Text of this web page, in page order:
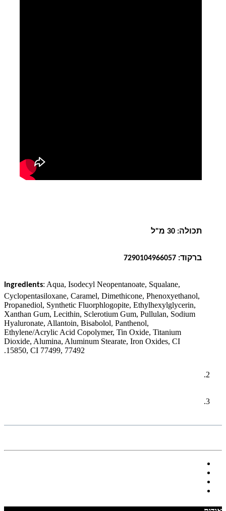
תכולה: 30 מ"ל
ברקוד: 7290104966057
Ingredients: Aqua, Isodecyl Neopentanoate, Squalane,
Cyclopentasiloxane, Caramel, Dimethicone, Phenoxyethanol,
Propanediol, Synthetic Fluorphlogopite, Ethylhexylglycerin,
Xanthan Gum, Lecithin, Sclerotium Gum, Pullulan, Sodium
Hyaluronate, Allantoin, Bisabolol, Panthenol,
Ethylene/Acrylic Acid Copolymer, Tin Oxide, Titanium
Dioxide, Alumina, Aluminum Stearate, Iron Oxides, CI
15850, CI 77499, 77492.